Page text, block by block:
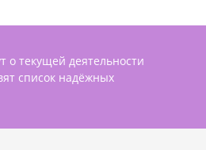
о текущей деятельности
список надёжных